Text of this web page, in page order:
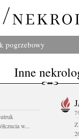
pogrzebowy
Inne
w...
Z